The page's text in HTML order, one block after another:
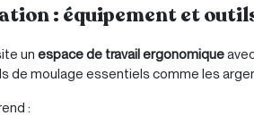
: équipement et
un espace de travail ergonomique
de moulage essentiels comme les
: